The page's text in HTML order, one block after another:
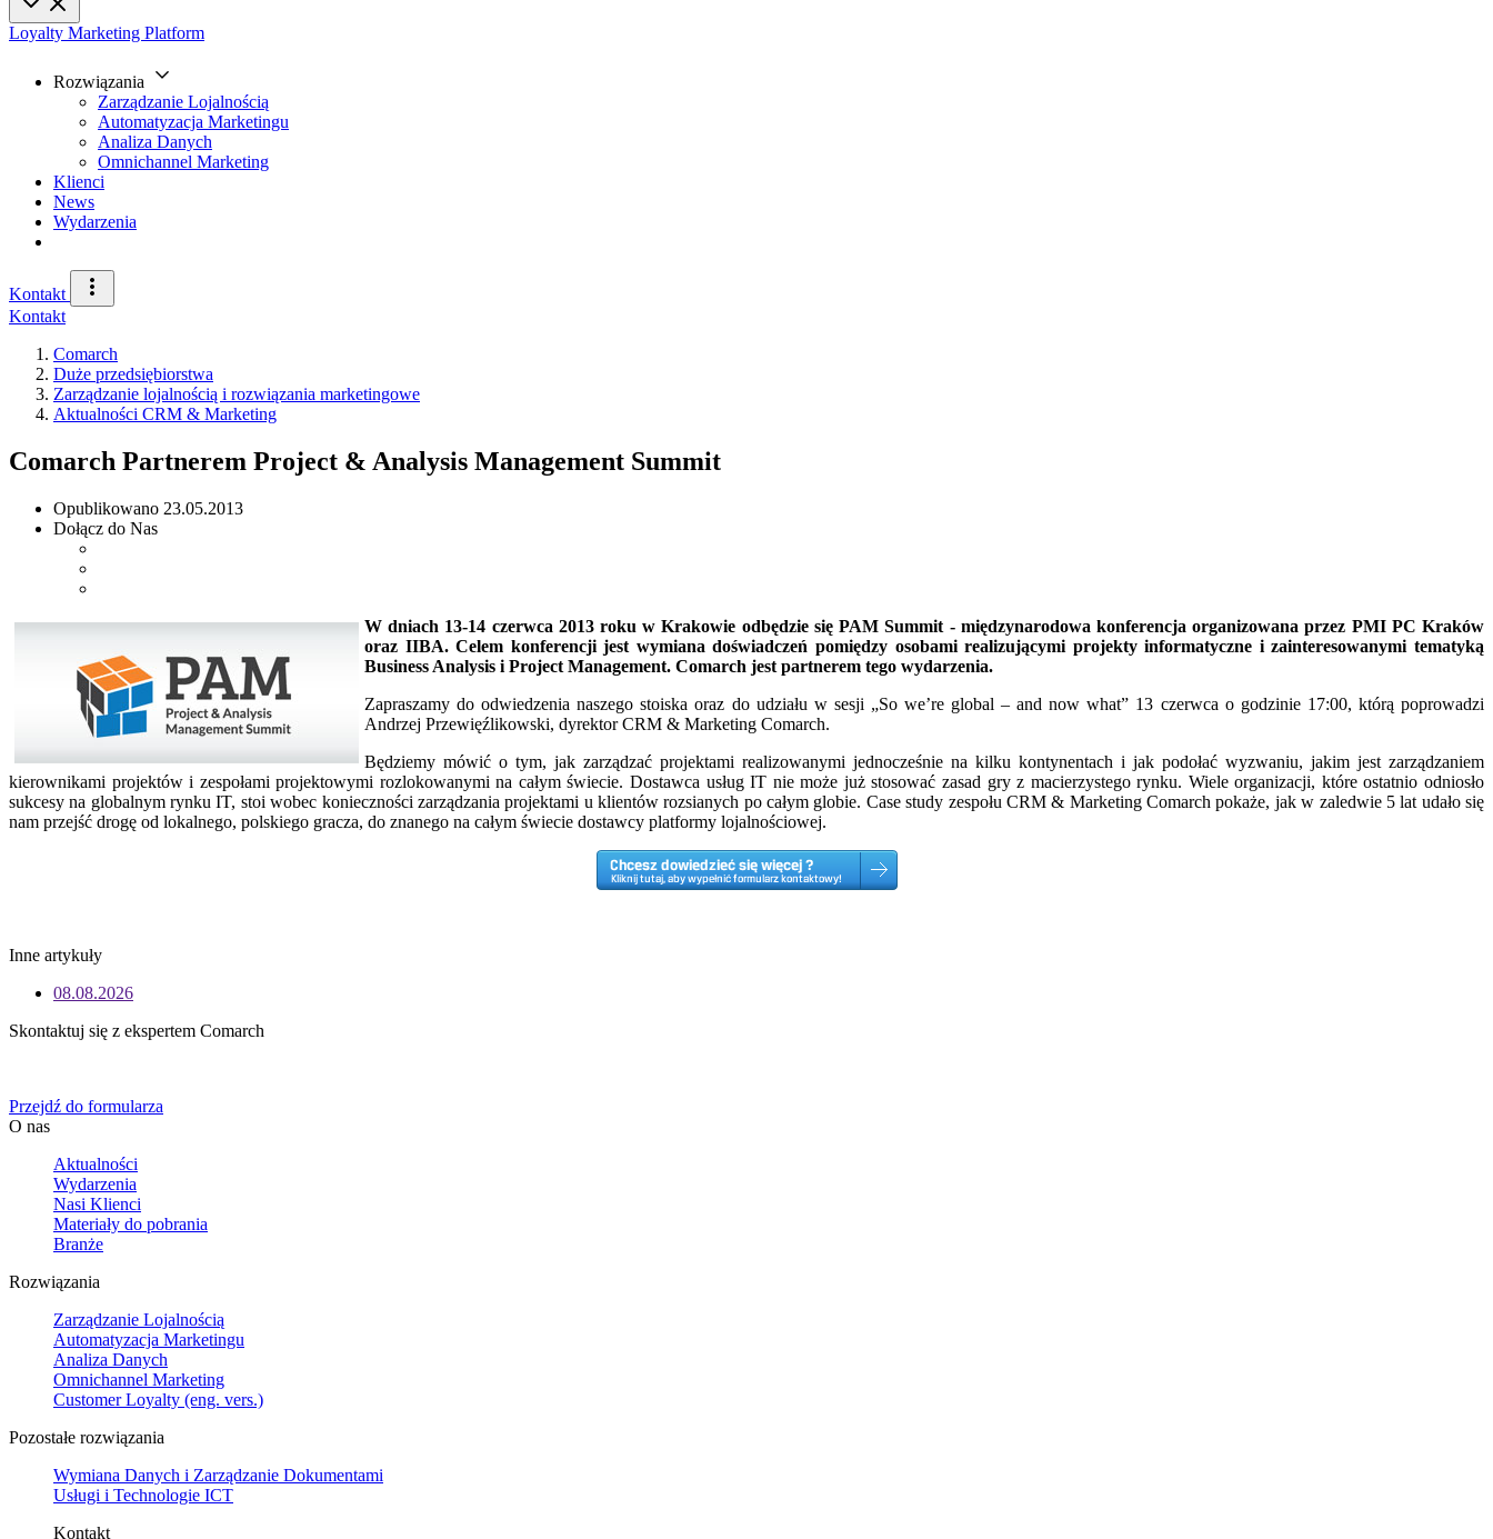
Loyalty Marketing Platform
Rozwiązania
Zarządzanie Lojalnością
Automatyzacja Marketingu
Analiza Danych
Omnichannel Marketing
Klienci
News
Wydarzenia
Kontakt
Kontakt
Comarch
Duże przedsiębiorstwa
Zarządzanie lojalnością i rozwiązania marketingowe
Aktualności CRM & Marketing
Comarch Partnerem Project & Analysis Management Summit
Opublikowano 23.05.2013
Dołącz do Nas
W dniach 13-14 czerwca 2013 roku w Krakowie odbędzie się PAM Summit - międzynarodowa konferencja organizowana przez PMI PC Kraków
oraz IIBA. Celem konferencji jest wymiana doświadczeń pomiędzy osobami realizującymi projekty informatyczne i zainteresowanymi tematyką
Business Analysis i Project Management. Comarch jest partnerem tego wydarzenia.
Zapraszamy do odwiedzenia naszego stoiska oraz do udziału w sesji „So we’re global – and now what” 13 czerwca o godzinie 17:00, którą poprowadzi
Andrzej Przewięźlikowski, dyrektor CRM & Marketing Comarch.
Będziemy mówić o tym, jak zarządzać projektami realizowanymi jednocześnie na kilku kontynentach i jak podołać wyzwaniu, jakim jest zarządzaniem
kierownikami projektów i zespołami projektowymi rozlokowanymi na całym świecie. Dostawca usług IT nie może już stosować zasad gry z macierzystego rynku. Wiele organizacji, które ostatnio odniosło
sukcesy na globalnym rynku IT, stoi wobec konieczności zarządzania projektami u klientów rozsianych po całym globie. Case study zespołu CRM & Marketing Comarch pokaże, jak w zaledwie 5 lat udało się
nam przejść drogę od lokalnego, polskiego gracza, do znanego na całym świecie dostawcy platformy lojalnościowej.
Inne artykuły
08.08.2026
Skontaktuj się z ekspertem Comarch
Przejdź do formularza
O nas
Aktualności
Wydarzenia
Nasi Klienci
Materiały do pobrania
Branże
Rozwiązania
Zarządzanie Lojalnością
Automatyzacja Marketingu
Analiza Danych
Omnichannel Marketing
Customer Loyalty (eng. vers.)
Pozostałe rozwiązania
Wymiana Danych i Zarządzanie Dokumentami
Usługi i Technologie ICT
Kontakt